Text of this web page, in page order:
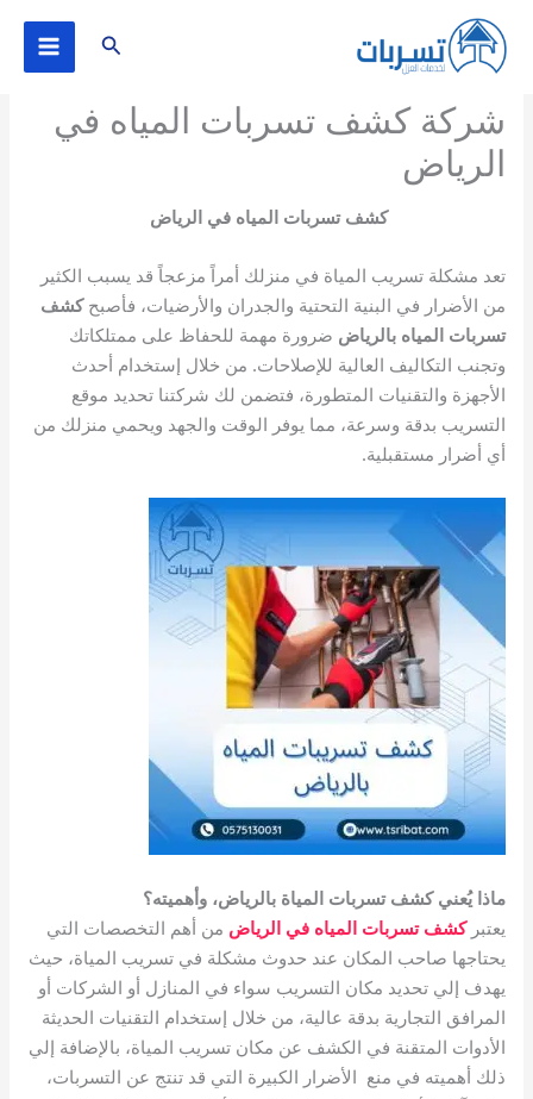
المحتوى
البحث
شركة كشف تسربات المياه في
الرياض
كشف تسربات المياه في الرياض
تعد مشكلة تسريب المياة في منزلك أمراً مزعجاً قد يسبب الكثير
من الأضرار في البنية التحتية والجدران والأرضيات، فأصبحكشف
تسربات المياه بالرياض ضرورة مهمة للحفاظ على ممتلكاتك
وتجنب التكاليف العالية للإصلاحات. من خلال إستخدام أحدث
الأجهزة والتقنيات المتطورة، فتضمن لك شركتنا تحديد موقع
التسريب بدقة وسرعة، مما يوفر الوقت والجهد ويحمي منزلك من
أي أضرار مستقبلية.
ماذا يُعني كشف تسربات المياة بالرياض، وأهميته؟
يعتبركشف تسربات المياه في الرياض من أهم التخصصات التي
يحتاجها صاحب المكان عند حدوث مشكلة في تسريب المياة، حيث
يهدف إلي تحديد مكان التسريب سواء في المنازل أو الشركات أو
المرافق التجارية بدقة عالية، من خلال إستخدام التقنيات الحديثة
الأدوات المتقنة في الكشف عن مكان تسريب المياة، بالإضافة إلي
ذلك أهميته في منع الأضرار الكبيرة التي قد تنتج عن التسربات،